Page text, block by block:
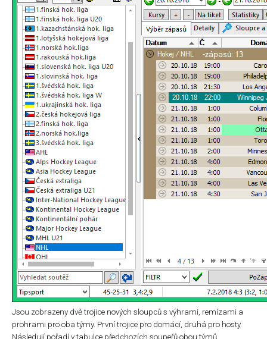
Jsou zobrazeny dvě trojice nových sloupců s výhrami, remízami a
prohrami pro oba týmy. První trojice pro domácí, druhá pro hosty.
Následují pořadí v tabulce předchozích soupeřů obou týmů.